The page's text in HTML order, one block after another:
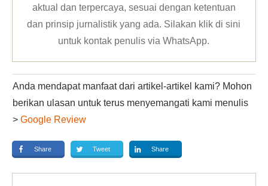
aktual dan terpercaya, sesuai dengan ketentuan
dan prinsip jurnalistik yang ada. Silakan klikdi sini
untuk kontak penulis via WhatsApp.
Anda mendapat manfaat dari artikel-artikel kami? Mohon
berikan ulasan untuk terus menyemangati kami menulis
> Google Review
Share Tweet Share